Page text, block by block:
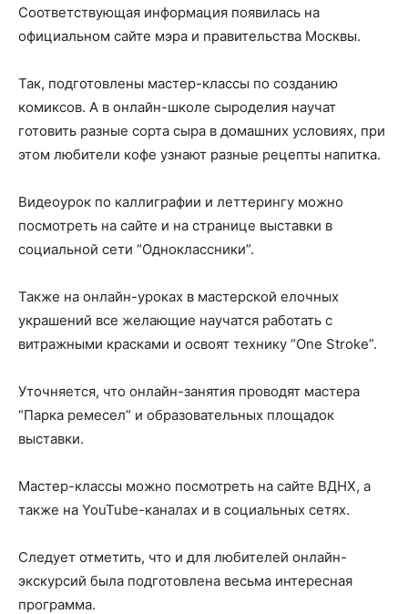
Соответствующая информация появилась на
официальном сайте мэра и правительства Москвы.
Так, подготовлены мастер-классы по созданию
комиксов. А в онлайн-школе сыроделия научат
готовить разные сорта сыра в домашних условиях, при
этом любители кофе узнают разные рецепты напитка.
Видеоурок по каллиграфии и леттерингу можно
посмотреть на сайте и на странице выставки в
социальной сети “Одноклассники”.
Также на онлайн-уроках в мастерской елочных
украшений все желающие научатся работать с
витражными красками и освоят технику “One Stroke”.
Уточняется, что онлайн-занятия проводят мастера
“Парка ремесел” и образовательных площадок
выставки.
Мастер-классы можно посмотреть на сайте ВДНХ, а
также на YouTube-каналах и в социальных сетях.
Следует отметить, что и для любителей онлайн-
экскурсий была подготовлена весьма интересная
программа.